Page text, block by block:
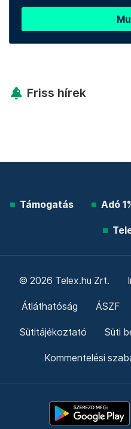
Friss hírek
Támogatás Adó
© 2026 Telex.hu Zrt.
Átláthatóság ÁSZF
Sütitájékoztató Süti
Kommentelési